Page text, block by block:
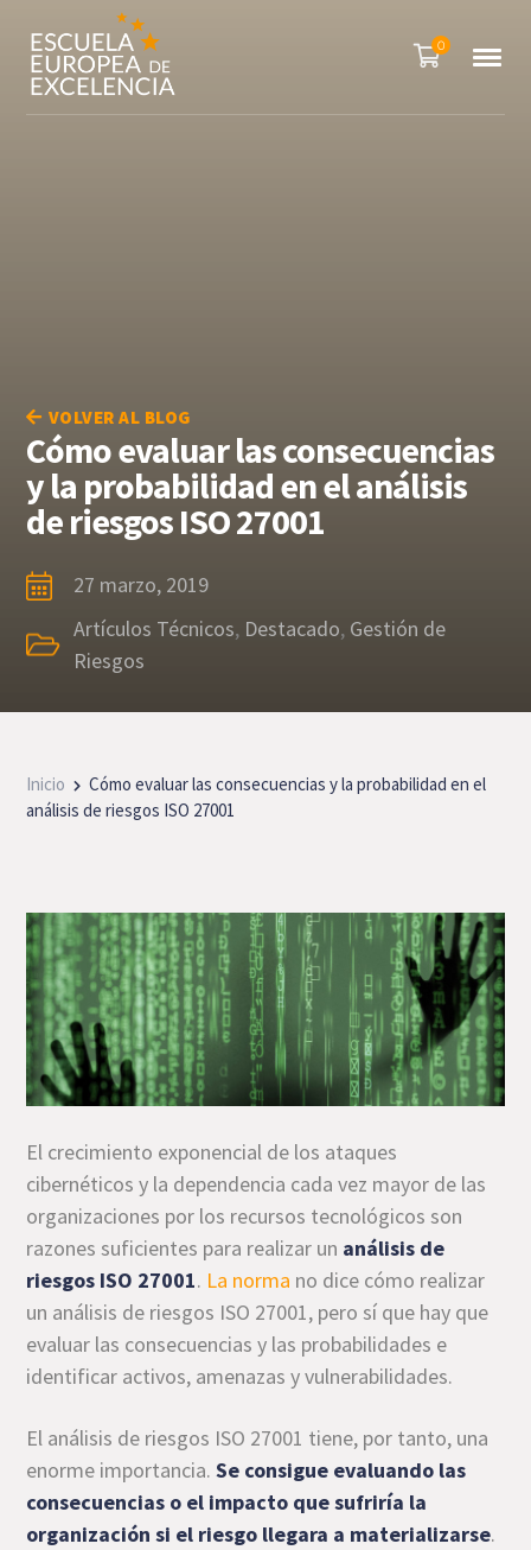
0
VOLVER AL BLOG
Cómo evaluar las consecuencias
y la probabilidad en el análisis
de riesgos ISO 27001
27 marzo, 2019
Artículos Técnicos, Destacado, Gestión de
Riesgos
Inicio
Cómo evaluar las consecuencias y la probabilidad en el
análisis de riesgos ISO 27001
El crecimiento exponencial de los ataques
cibernéticos y la dependencia cada vez mayor de las
organizaciones por los recursos tecnológicos son
razones suficientes para realizar un análisis de
riesgos ISO 27001. La norma no dice cómo realizar
un análisis de riesgos ISO 27001, pero sí que hay que
evaluar las consecuencias y las probabilidades e
identificar activos, amenazas y vulnerabilidades.
El análisis de riesgos ISO 27001 tiene, por tanto, una
enorme importancia.Se consigue evaluando las
consecuencias o el impacto que sufriría la
organización si el riesgo llegara a materializarse.